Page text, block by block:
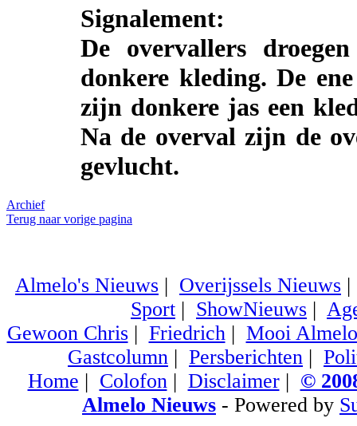
Signalement:
De overvallers
donkere kleding. De
zijn donkere jas een
Na de overval zijn de
gevlucht.
Archief
Terug naar vorige pagina
Almelo's Nieuws | Overijssels Nieuws
Sport | ShowNieuws |
Gewoon Chris| Friedrich| Mooi Almelo
Gastcolumn | Persberichten |
Home | Colofon| Disclaimer| ©
Almelo Nieuws - Powered by